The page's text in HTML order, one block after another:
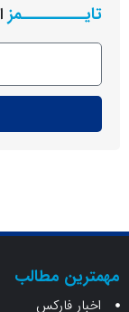
از اخبار
ثبت
مطالب
فارکس